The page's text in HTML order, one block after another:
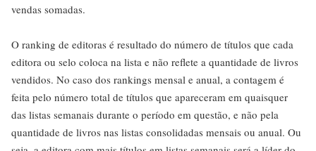
vendas somadas.
O ranking de editoras é resultado do número de títulos que cada
editora ou selo coloca na lista e não reflete a quantidade de livros
vendidos. No caso dos rankings mensal e anual, a contagem é
feita pelo número total de títulos que apareceram em quaisquer
das listas semanais durante o período em questão, e não pela
quantidade de livros nas listas consolidadas mensais ou anual. Ou